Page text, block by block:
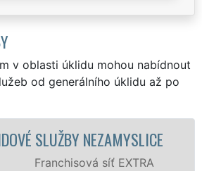
v oblasti úklidu mohou nabídnout
od generálního úklidu až po
síť EXTRA